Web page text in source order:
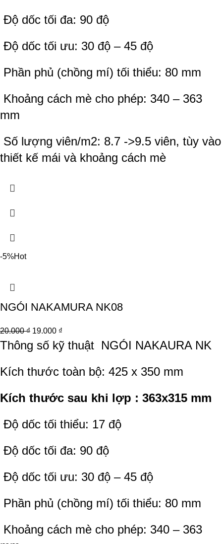
Độ dốc tối đa: 90 độ
Độ dốc tối ưu: 30 độ – 45 độ
Phần phủ (chồng mí) tối thiểu: 80 mm
Khoảng cách mè cho phép: 340 – 363
mm
Số lượng viên/m2: 8.7 ->9.5 viên, tùy vào
thiết kế mái và khoảng cách mè
-5%Hot
NGÓI NAKAMURA NK08
20.000₫ 19.000 ₫
Thông số kỹ thuật NGÓI NAKAURA NK
Kích thước toàn bộ: 425 x 350 mm
Kích thước sau khi lợp : 363x315 mm
Độ dốc tối thiểu: 17 độ
Độ dốc tối đa: 90 độ
Độ dốc tối ưu: 30 độ – 45 độ
Phần phủ (chồng mí) tối thiểu: 80 mm
Khoảng cách mè cho phép: 340 – 363